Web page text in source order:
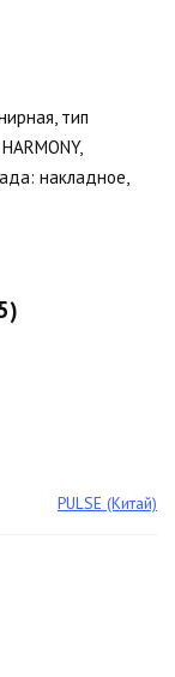
тип
накладное,
PULSE (Китай)